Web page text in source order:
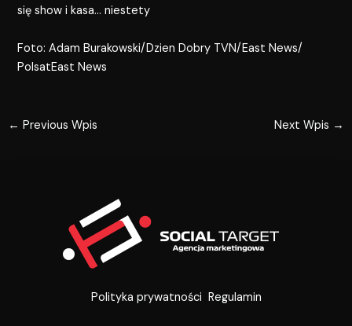
się show i kasa… niestety
Foto: Adam Burakowski/Dzien Dobry TVN/East News/
PolsatEast News
← Previous Wpis Next Wpis →
Polityka prywatności Regulamin